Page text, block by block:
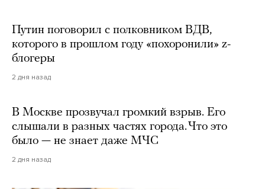
Путин поговорил с полковником ВДВ,
которого в прошлом году «похоронили» z-
блогеры
2 дня назад
В Москве прозвучал громкий взрыв. Его
слышали в разных частях города. Что это
было — не знает даже МЧС
2 дня назад